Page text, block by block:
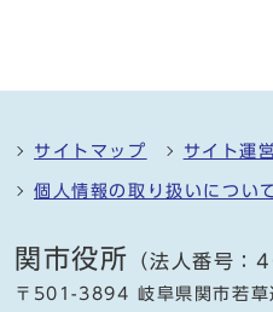
サイトマップ サイト運
個人情報の取り扱いについ
関市役所 （法人番号
〒501-3894 岐阜県関市若草